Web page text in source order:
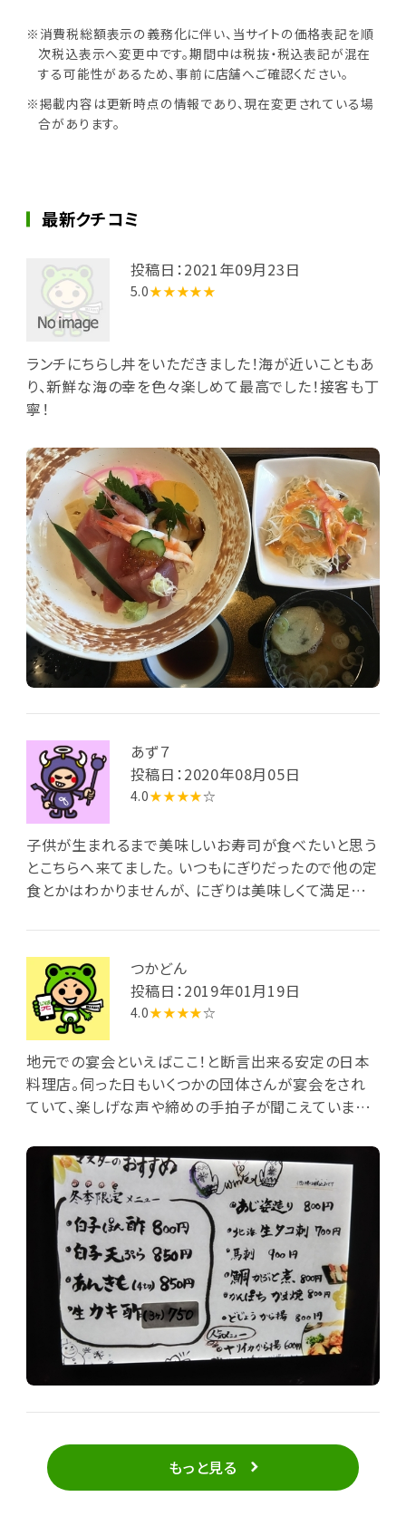
※消費税総額表示の義務化に伴い、当サイトの価格表記を順
次税込表示へ変更中です。期間中は税抜・税込表記が混在
する可能性があるため、事前に店舗へご確認ください。
※掲載内容は更新時点の情報であり、現在変更されている場
合があります。
最新クチコミ
投稿日：2021年09月23日
5.0★★★★★
ランチにちらし丼をいただきました！海が近いこともあ
り、新鮮な海の幸を色々楽しめて最高でした！接客も丁
寧！
あず７
投稿日：2020年08月05日
4.0★★★★☆
子供が生まれるまで美味しいお寿司が食べたいと思う
とこちらへ来てました。 いつもにぎりだったので他の定
食とかはわかりませんが、 にぎりは美味しくて満足でし
つかどん
投稿日：2019年01月19日
4.0★★★★☆
地元での宴会といえばここ！と断言出来る安定の日本
料理店。伺った日もいくつかの団体さんが宴会をされ
ていて、楽しげな声や締めの手拍子が聞こえていまし
もっと見る